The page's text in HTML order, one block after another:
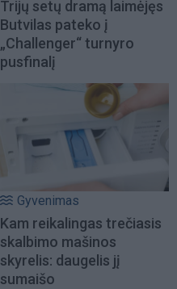
Trijų setų dramą laimėjęs
Butvilas pateko į
„Challenger“ turnyro
pusfinalį
Gyvenimas
Kam reikalingas trečiasis
skalbimo mašinos
skyrelis: daugelis jį
sumaišo